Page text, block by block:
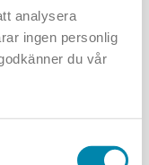
analysera
ingen personlig
du vår
i korthet